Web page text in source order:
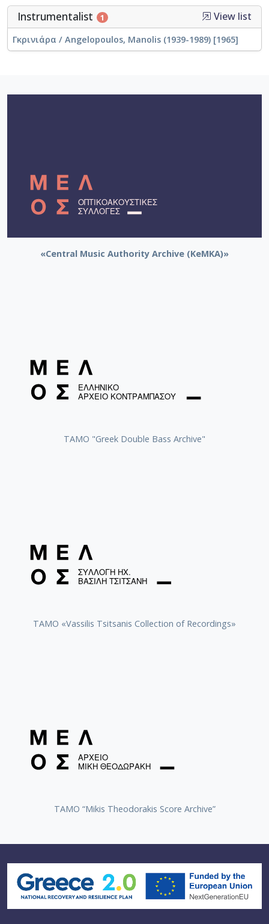
Instrumentalist 1 View list
Γκρινιάρα / Angelopoulos, Manolis (1939-1989) [1965]
«Central Music Authority Archive (KeMKA)»
ΤΑΜΟ "Greek Double Bass Archive"
TAMO «Vassilis Tsitsanis Collection of Recordings»
TAMO “Mikis Theodorakis Score Archive”